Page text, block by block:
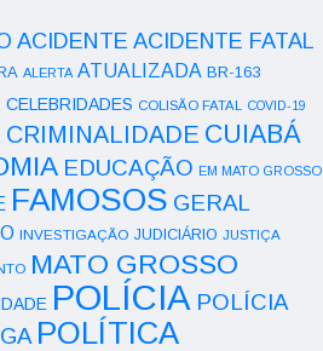
ACIDENTE ACIDENTE FATAL
ALERTA ATUALIZADA BR-163
CELEBRIDADES COLISÃO FATAL COVID-19
CRIMINALIDADE CUIABÁ
EDUCAÇÃO EM MATO GROSSO
FAMOSOS GERAL
INVESTIGAÇÃO JUDICIÁRIO JUSTIÇA
MATO GROSSO
POLÍCIA POLÍCIA
POLÍTICA